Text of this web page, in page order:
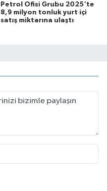
Petrol Ofisi Grubu 2025'te
8,9 milyon tonluk yurt içi
satış miktarına ulaştı